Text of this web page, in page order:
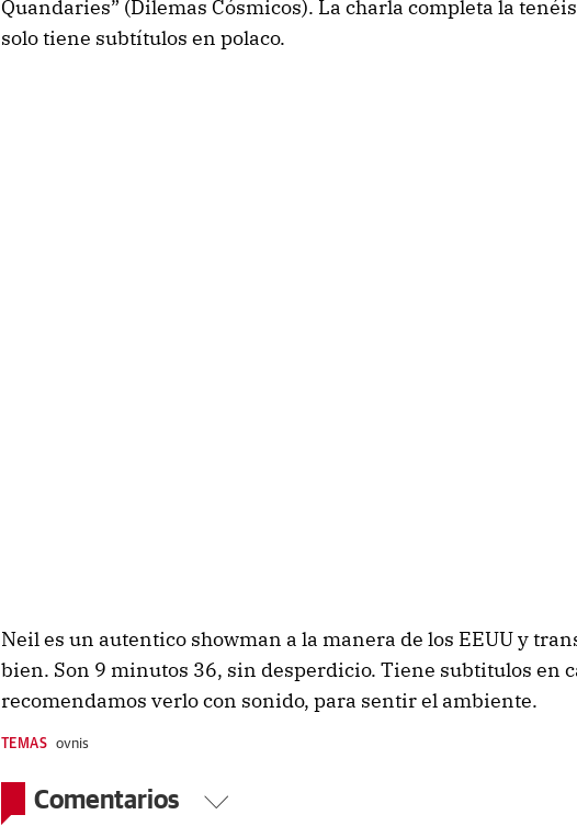
Quandaries” (Dilemas Cósmicos). La charla completa la tenéis
solo tiene subtítulos en polaco.
Neil es un autentico showman a la manera de los EEUU y
bien. Son 9 minutos 36, sin desperdicio. Tiene subtitulos en
recomendamos verlo con sonido, para sentir el ambiente.
TEMAS ovnis
Comentarios